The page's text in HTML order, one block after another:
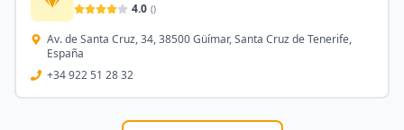
4.0 ()
Av. de Santa Cruz, 34, 38500 Güímar, Santa Cruz de Tenerife,
España
+34 922 51 28 32